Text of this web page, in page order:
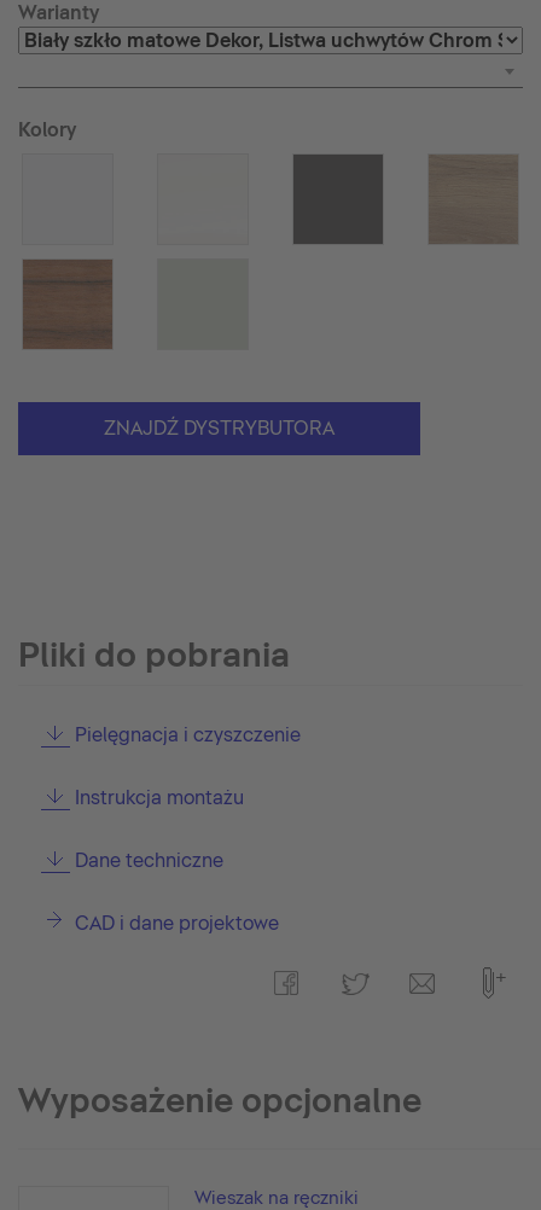
Warianty
Kolory
ZNAJDŹ DYSTRYBUTORA
Pliki do pobrania
Pielęgnacja i czyszczenie
Instrukcja montażu
Dane techniczne
CAD i dane projektowe
Wyposażenie opcjonalne
Wieszak na ręczniki